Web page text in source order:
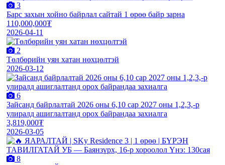
3
Барс захын хойно байрлал сайтай 1 өрөө байр зарна
110,000,000₮
2026-04-11
2
Төлбөрийн уян хатан нөхцөлтэй
2026-03-12
6
Зайсанд байрлалтай 2026 оны 6,10 сар 2027 оны 1,2,3,-р
улиралд ашиглалтанд орох байрандаа захиалга
3,819,000₮
2026-03-05
8